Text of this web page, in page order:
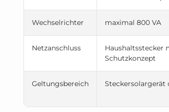
Wechselrichter maximal 800 VA
Netzanschluss
Haushaltsstecker
Schutzkonzept
Geltungsbereich Steckersolargerät